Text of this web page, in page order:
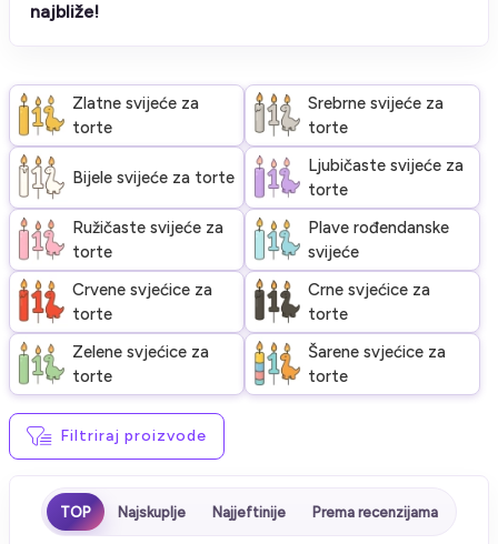
najbliže!
Zlatne svijeće za
torte
Srebrne svijeće za
torte
Bijele svijeće za torte
Ljubičaste svijeće za
torte
Ružičaste svijeće za
torte
Plave rođendanske
svijeće
Crvene svjećice za
torte
Crne svjećice za
torte
Zelene svjećice za
torte
Šarene svjećice za
torte
Filtriraj proizvode
TOP Najskuplje Najjeftinije Prema recenzijama